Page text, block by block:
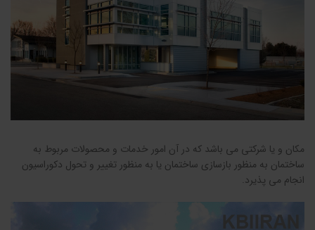
مکان و یا شرکتی می باشد که در آن امور خدمات و محصولات مربوط به
ساختمان به منظور بازسازی ساختمان یا به منظور تغییر و تحول دکوراسیون
انجام می پذیرد.